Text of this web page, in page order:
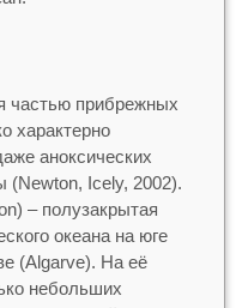
частью прибрежных
характерно
аноксических
(Newton, Icely, 2002).
– полузакрытая
океана на юге
(Algarve). На её
небольших